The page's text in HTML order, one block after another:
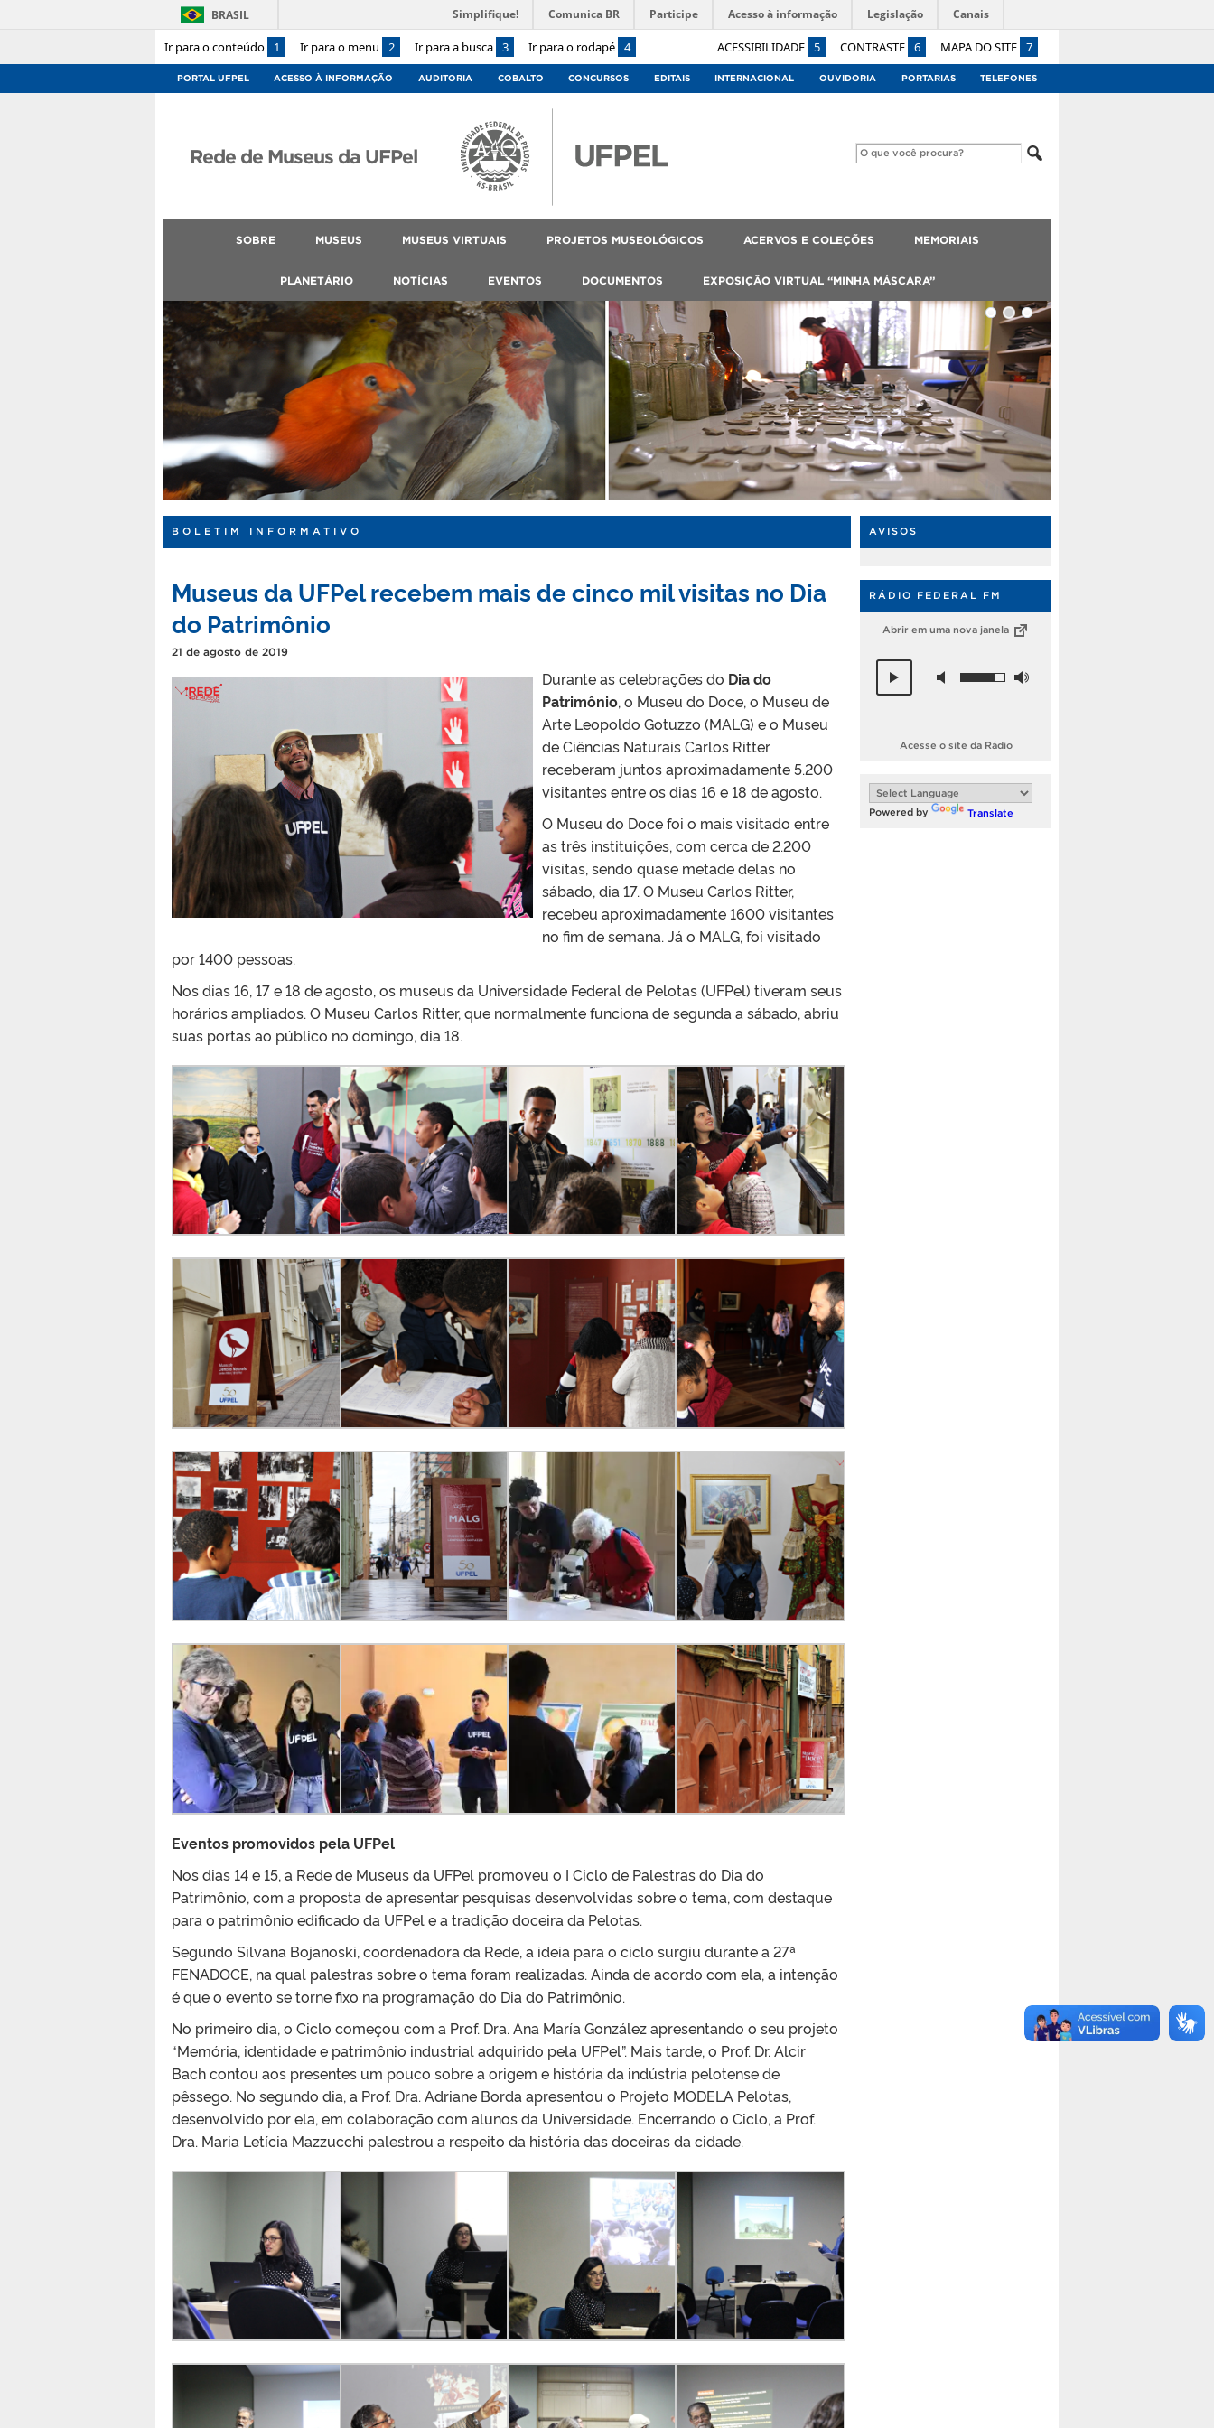
Ir para o conteúdo 1 Ir para o menu 2 Ir para a busca 3 Ir para o rodapé 4 ACESSIBILIDADE 5 CONTRASTE 6 MAPA DO SITE 7
BRASIL Simplifique! Comunica BR Participe Acesso à informação Legislação Canais
PORTAL UFPEL ACESSO À INFORMAÇÃO AUDITORIA COBALTO CONCURSOS EDITAIS INTERNACIONAL OUVIDORIA PORTARIAS TELEFONES
Rede de Museus da UFPel
SOBRE MUSEUS MUSEUS VIRTUAIS PROJETOS MUSEOLÓGICOS ACERVOS E COLEÇÕES MEMORIAIS
PLANETÁRIO NOTÍCIAS EVENTOS DOCUMENTOS EXPOSIÇÃO VIRTUAL “MINHA MÁSCARA”
BOLETIM INFORMATIVO
Museus da UFPel recebem mais de cinco mil visitas no Dia
do Patrimônio
21 de agosto de 2019
Durante as celebrações do Dia do
Patrimônio, o Museu do Doce, o Museu de
Arte Leopoldo Gotuzzo (MALG) e o Museu
de Ciências Naturais Carlos Ritter
receberam juntos aproximadamente 5.200
visitantes entre os dias 16 e 18 de agosto.
O Museu do Doce foi o mais visitado entre
as três instituições, com cerca de 2.200
visitas, sendo quase metade delas no
sábado, dia 17. O Museu Carlos Ritter,
recebeu aproximadamente 1600 visitantes
no fim de semana. Já o MALG, foi visitado
por 1400 pessoas.
Nos dias 16, 17 e 18 de agosto, os museus da Universidade Federal de Pelotas (UFPel) tiveram seus
horários ampliados. O Museu Carlos Ritter, que normalmente funciona de segunda a sábado, abriu
suas portas ao público no domingo, dia 18.
Eventos promovidos pela UFPel
Nos dias 14 e 15, a Rede de Museus da UFPel promoveu o I Ciclo de Palestras do Dia do
Patrimônio, com a proposta de apresentar pesquisas desenvolvidas sobre o tema, com destaque
para o patrimônio edificado da UFPel e a tradição doceira da Pelotas.
Segundo Silvana Bojanoski, coordenadora da Rede, a ideia para o ciclo surgiu durante a 27ª
FENADOCE, na qual palestras sobre o tema foram realizadas. Ainda de acordo com ela, a intenção
é que o evento se torne fixo na programação do Dia do Patrimônio.
No primeiro dia, o Ciclo começou com a Prof. Dra. Ana María González apresentando o seu projeto
“Memória, identidade e patrimônio industrial adquirido pela UFPel”. Mais tarde, o Prof. Dr. Alcir
Bach contou aos presentes um pouco sobre a origem e história da indústria pelotense de
pêssego. No segundo dia, a Prof. Dra. Adriane Borda apresentou o Projeto MODELA Pelotas,
desenvolvido por ela, em colaboração com alunos da Universidade. Encerrando o Ciclo, a Prof.
Dra. Maria Letícia Mazzucchi palestrou a respeito da história das doceiras da cidade.
AVISOS
RÁDIO FEDERAL FM
Abrir em uma nova janela
Acesse o site da Rádio
Powered by Translate